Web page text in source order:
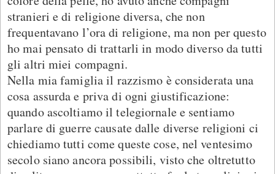
stranieri e di religione diversa, che non
frequentavano l’ora di religione, ma non per questo
ho mai pensato di trattarli in modo diverso da tutti
gli altri miei compagni.
Nella mia famiglia il razzismo è considerata una
cosa assurda e priva di ogni giustificazione:
quando ascoltiamo il telegiornale e sentiamo
parlare di guerre causate dalle diverse religioni ci
chiediamo tutti come queste cose, nel ventesimo
secolo siano ancora possibili, visto che oltretutto